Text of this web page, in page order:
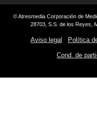
© Atresmedia Corporación de
28703, S.S. de los Reyes,
Aviso legal Política
Cond. de